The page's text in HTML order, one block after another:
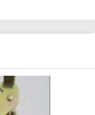
该系列执行机
需7秒，适用
准型15到30